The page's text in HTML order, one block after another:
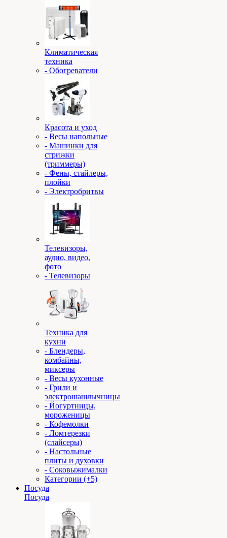
Климатическая
техника
- Обогреватели
Красота и уход
- Весы напольные
- Машинки для
стрижки
(триммеры)
- Фены, стайлеры,
плойки
- Электробритвы
Телевизоры,
аудио, видео,
фото
- Телевизоры
Техника для
кухни
- Блендеры,
комбайны,
миксеры
- Весы кухонные
- Грили и
электрошашлычницы
- Йогуртницы,
мороженицы
- Кофемолки
- Ломтерезки
(слайсеры)
- Настольные
плиты и духовки
- Соковыжималки
Категории (+5)
Посуда
Посуда